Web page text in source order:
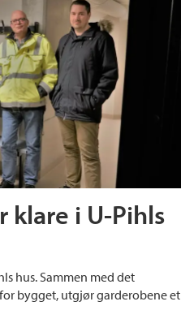
klare i U-Pihls
hus. Sammen med det
bygget, utgjør garderobene et